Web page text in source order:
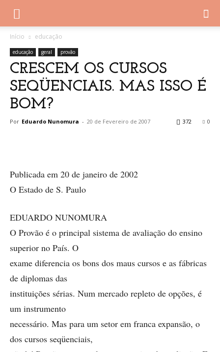
Início educação
educação geral provão
CRESCEM OS CURSOS
SEQÜENCIAIS. MAS ISSO É
BOM?
Por Eduardo Nunomura - 20 de Fevereiro de 2007 0
372
Publicada em 20 de janeiro de 2002
O Estado de S. Paulo
EDUARDO NUNOMURA
O Provão é o principal sistema de avaliação do ensino
superior no País. O
exame diferencia os bons dos maus cursos e as fábricas
de diplomas das
instituições sérias. Num mercado repleto de opções, é
um instrumento
necessário. Mas para um setor em franca expansão, o
dos cursos seqüenciais,